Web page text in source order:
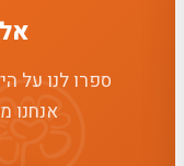
ספרו לנו על
אנחנו